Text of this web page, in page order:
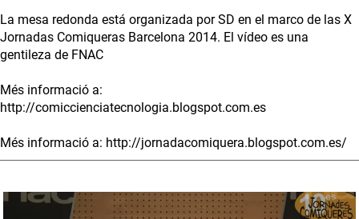
La mesa redonda está organizada por SD en el marco de las X
Jornadas Comiqueras Barcelona 2014. El vídeo es una
gentileza de FNAC
Més informació a:
http://comiccienciatecnologia.blogspot.com.es
Més informació a: http://jornadacomiquera.blogspot.com.es/